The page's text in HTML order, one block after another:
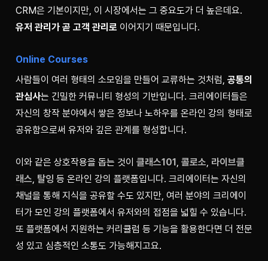
유저 관리가 곧 고객 관리로 이어지기 때문입니다.
Online Courses
사람들이 여러 형태의 소모임을 만들어 교류하는 것처럼, 공통의
관심사는 긴밀한 커뮤니티 형성의 기반입니다. 크리에이터들은
자신의 창작 분야에서 쌓은 정보나 노하우를 온라인 강의 형태로
공유함으로써 유저와 깊은 관계를 형성합니다.
이와 같은 상호작용을 돕는 것이 클래스101, 콜로소, 라이브클
래스, 탈잉 등 온라인 강의 플랫폼입니다. 크리에이터는 자신의
채널을 통해 지식을 공유할 수도 있지만, 여러 분야의 크리에이
터가 모인 강의 플랫폼에서 유저와의 접점을 넓힐 수 있습니다.
또 플랫폼에서 지원하는 커리큘럼 등 기능을 활용한다면 더 전문
성 있고 심층적인 소통도 가능해지고요.